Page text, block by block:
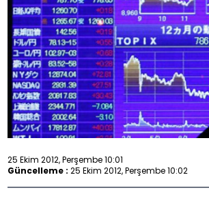
25 Ekim 2012, Perşembe 10:01
Güncelleme : 25 Ekim 2012, Perşembe 10:02